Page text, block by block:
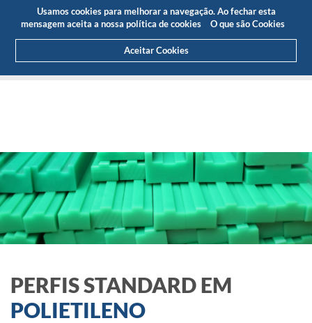
Usamos cookies para melhorar a navegação. Ao fechar esta
mensagem aceita a nossa política de cookies
O que são Cookies
Aceitar Cookies
Área Cliente
Orçamento(0)
PERFIS STANDARD EM
POLIETILENO